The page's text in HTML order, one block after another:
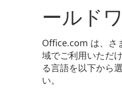
ールド
Office.com は、さ
域でご利用いただ
る言語を以下から
い。